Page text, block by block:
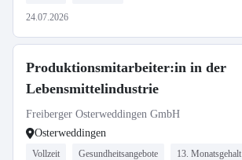
24.07.2026
Produktionsmitarbeiter:in in der
Lebensmittelindustrie
Freiberger Osterweddingen GmbH
Osterweddingen
Vollzeit Gesundheitsangebote 13. Monatsgehalt